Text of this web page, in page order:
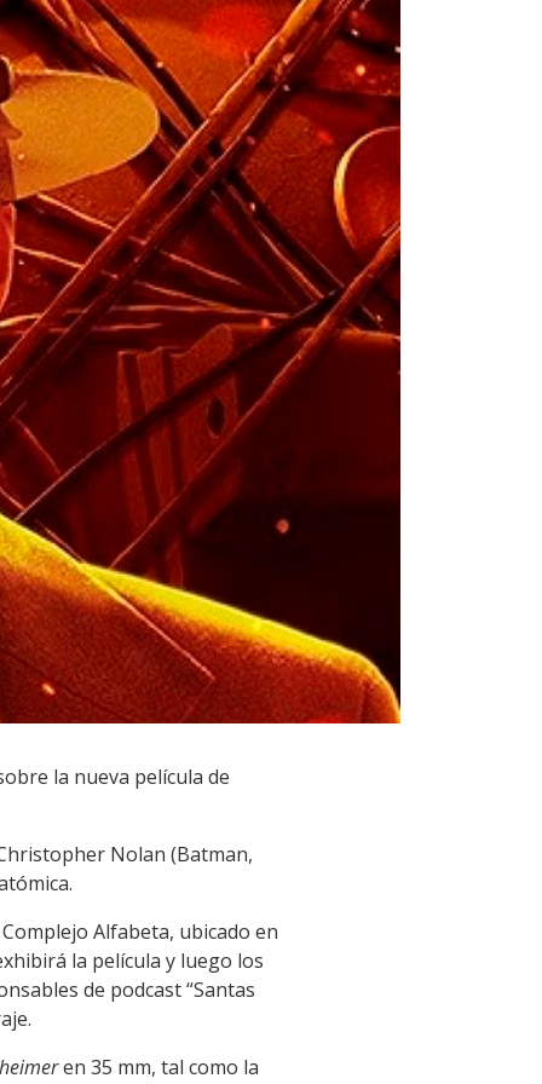
la nueva película de
Nolan (Batman,
Alfabeta, ubicado en
la película y luego los
de podcast “Santas
en 35 mm, tal como la